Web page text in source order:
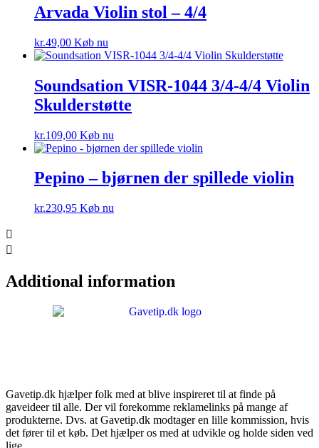
Arvada Violin stol – 4/4
kr.49,00 Køb nu
Soundsation VISR-1044 3/4-4/4 Violin
Skulderstøtte
kr.109,00 Køb nu
Pepino – bjørnen der spillede violin
kr.230,95 Køb nu
Additional information
Gavetip.dk hjælper folk med at blive inspireret til at finde på
gaveideer til alle. Der vil forekomme reklamelinks på mange af
produkterne. Dvs. at Gavetip.dk modtager en lille kommission, hvis
det fører til et køb. Det hjælper os med at udvikle og holde siden ved